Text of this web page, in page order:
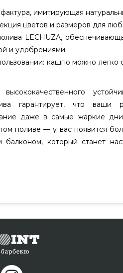
имитирующая
цветов и размеров для
LECHUZA,
и удобрениями.
кашпо можно легко
гарантирует, что ваши
даже в самые жаркие
поливе — у вас появится
балконом, который станет
и аксессуаров grillpoint.com.ua
в онлайн магазине
Львов, Сумы, Мариуполь